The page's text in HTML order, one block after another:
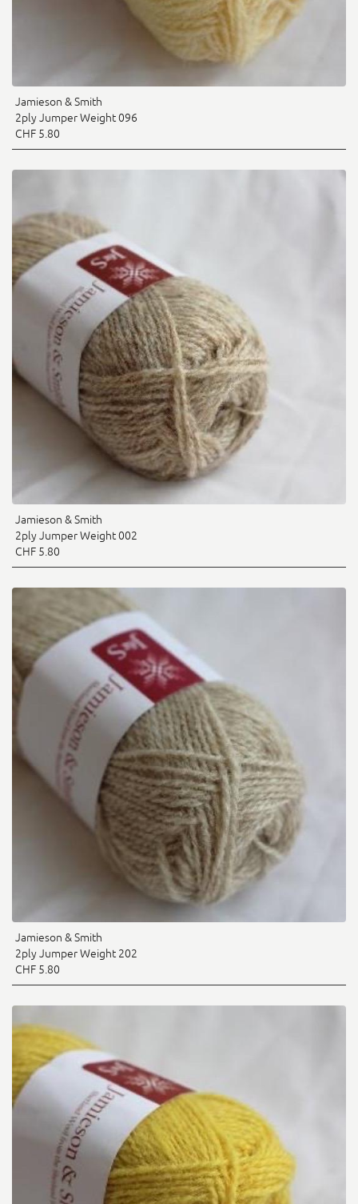
Jamieson & Smith
2ply Jumper Weight 096
CHF 5.80
Jamieson & Smith
2ply Jumper Weight 002
CHF 5.80
Jamieson & Smith
2ply Jumper Weight 202
CHF 5.80